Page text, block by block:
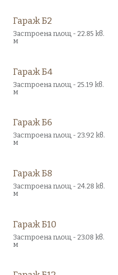
Продаден
Гараж Б2
Застроена площ - 22.85 кв.
м
Продаден
Гараж Б4
Застроена площ - 25.19 кв.
м
Продаден
Гараж Б6
Застроена площ - 23.92 кв.
м
Продаден
Гараж Б8
Застроена площ - 24.28 кв.
м
Продаден
Гараж Б10
Застроена площ - 23.08 кв.
м